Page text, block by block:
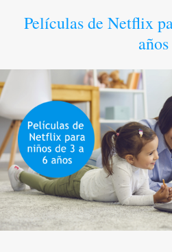
Películas de Netflix
años